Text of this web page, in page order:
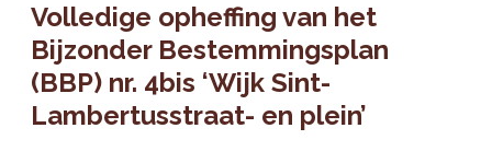
Volledige opheffing van het
Bijzonder Bestemmingsplan
(BBP) nr. 4bis ‘Wijk Sint-
Lambertusstraat- en plein’